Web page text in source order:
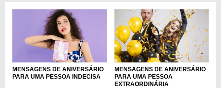
MENSAGENS DE ANIVERSÁRIO
PARA UMA PESSOA INDECISA
MENSAGENS DE ANIVERSÁRIO
PARA UMA PESSOA
EXTRAORDINÁRIA